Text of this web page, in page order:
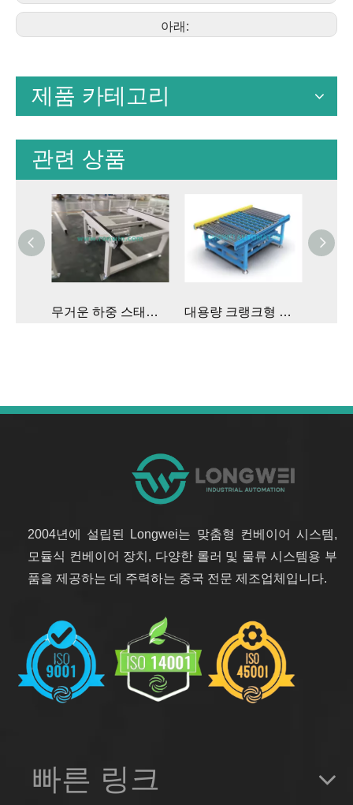
아래:
제품 카테고리
관련 상품
대용량 크랭크형 팝업 리프팅 트랜스퍼 체인 컨베이어 생산 라인을위한 속도 폴드 체인 컨베이어 시스템
2004년에 설립된 Longwei는 맞춤형 컨베이어 시스템,
모듈식 컨베이어 장치, 다양한 롤러 및 물류 시스템용 부
품을 제공하는 데 주력하는 중국 전문 제조업체입니다.
빠른 링크